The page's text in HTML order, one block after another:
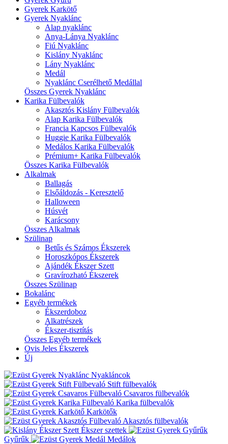
Gyerek Karkötő
Gyerek Nyaklánc
Alap nyaklánc
Anya-Lánya Nyaklánc
Fiú Nyaklánc
Kislány Nyaklánc
Lány Nyaklánc
Medál
Nyaklánc Cserélhető Medállal
Összes Gyerek Nyaklánc
Karika Fülbevalók
Akasztós Kislány Fülbevalók
Alap Karika Fülbevalók
Francia Kapcsos Fülbevalók
Huggie Karika Fülbevalók
Medálos Karika Fülbevalók
Prémium+ Karika Fülbevalók
Összes Karika Fülbevalók
Alkalmak
Ballagás
Elsőáldozás - Keresztelő
Halloween
Húsvét
Karácsony
Összes Alkalmak
Szülinap
Betűs és Számos Ékszerek
Horoszkópos Ékszerek
Ajándék Ékszer Szett
Gravírozható Ékszerek
Összes Szülinap
Bokalánc
Egyéb termékek
Ékszerdoboz
Alkatrészek
Ékszer-tisztítás
Összes Egyéb termékek
Ovis Jeles Ékszerek
Új
Nyakláncok
Stift fülbevalók
Csavaros fülbevalók
Karika fülbevalók
Karkötők
Akasztós fülbevalók
Ékszer szettek
Gyűrűk
Medálok